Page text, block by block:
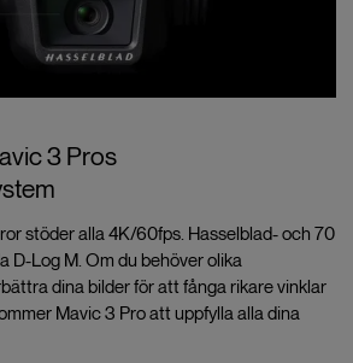
3 Pros
stöder alla 4K/60fps. Hasselblad- och 70
D-Log M. Om du behöver olika
dina bilder för att fånga rikare vinklar
Mavic 3 Pro att uppfylla alla dina